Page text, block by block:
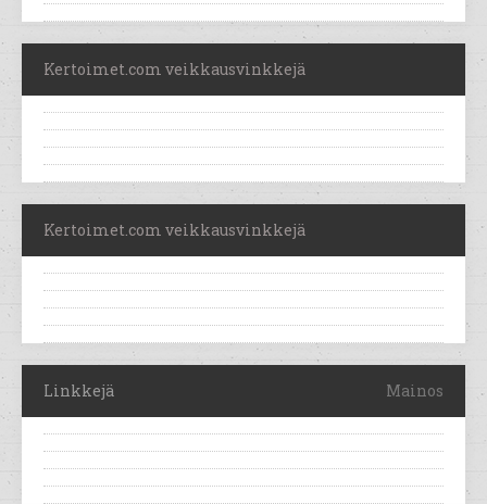
Kertoimet.com veikkausvinkkejä
Kertoimet.com veikkausvinkkejä
Linkkejä Mainos